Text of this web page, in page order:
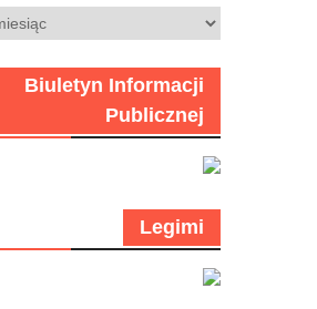
Biuletyn Informacji
Publicznej
Legimi